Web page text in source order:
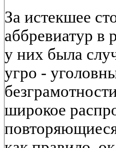
За истекшее
аббревиатур в
у них была
угро -
широкое